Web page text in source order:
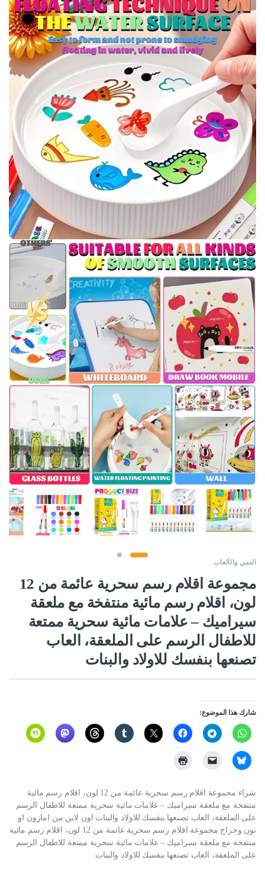
الدمي والألعاب
مجموعة اقلام رسم سحرية عائمة من 12
لون، اقلام رسم مائية منتفخة مع ملعقة
سيراميك – علامات مائية سحرية ممتعة
للاطفال الرسم على الملعقة، العاب
تصنعها بنفسك للاولاد والبنات
شارك هذا الموضوع:
شراء مجموعة اقلام رسم سحرية عائمة من 12 لون، اقلام رسم مائية
منتفخة مع ملعقة سيراميك – علامات مائية سحرية ممتعة للاطفال الرسم
على الملعقة، العاب تصنعها بنفسك للاولاد والبنات اون لاين من امازون او
نون وحراج مجموعة اقلام رسم سحرية عائمة من 12 لون، اقلام رسم مائية
منتفخة مع ملعقة سيراميك – علامات مائية سحرية ممتعة للاطفال الرسم
على الملعقة، العاب تصنعها بنفسك للاولاد والبنات